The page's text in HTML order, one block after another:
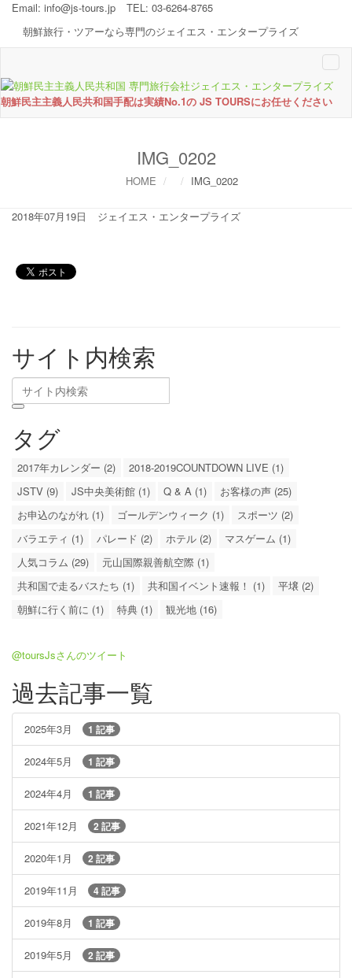
Email: info@js-tours.jp
TEL: 03-6264-8765
朝鮮旅行・ツアーなら専門のジェイエス・エンタープライズ
朝鮮民主主義人民共和国手配は実績No.1の JS TOURSにお任せください
IMG_0202
HOME IMG_0202
2018年07月19日 ジェイエス・エンタープライズ
サイト内検索
タグ
2017年カレンダー (2)
2018-2019COUNTDOWN LIVE (1)
JSTV (9)
JS中央美術館 (1) Q & A (1)
お客様の声 (25)
お申込のながれ (1)
ゴールデンウィーク (1)
スポーツ (2)
バラエティ (1)
パレード (2) ホテル (2)
マスゲーム (1)
人気コラム (29)
元山国際親善航空際 (1)
共和国で走るバスたち (1)
共和国イベント速報！ (1)
平壌 (2)
朝鮮に行く前に (1)
特典 (1) 観光地 (16)
@toursJsさんのツイート
過去記事一覧
2025年3月 1 記事
2024年5月 1 記事
2024年4月 1 記事
2021年12月 2 記事
2020年1月 2 記事
2019年11月 4 記事
2019年8月 1 記事
2019年5月 2 記事